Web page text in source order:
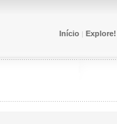
Início| Explore!